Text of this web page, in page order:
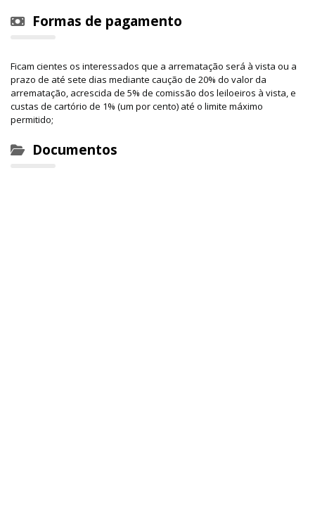
Formas de pagamento
Ficam cientes os interessados que a arrematação será à vista ou a
prazo de até sete dias mediante caução de 20% do valor da
arrematação, acrescida de 5% de comissão dos leiloeiros à vista, e
custas de cartório de 1% (um por cento) até o limite máximo
permitido;
Documentos